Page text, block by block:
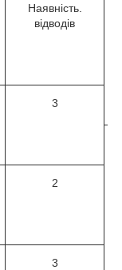
Наявність.
відводів
3
2
3